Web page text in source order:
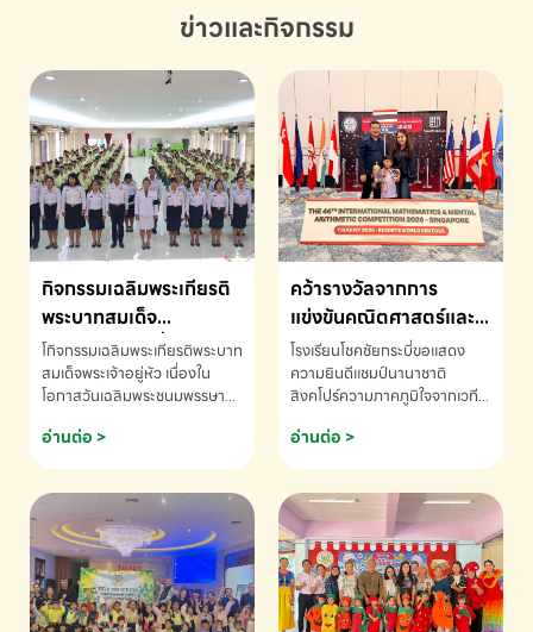
ข่าวและกิจกรรม
กิจกรรมเฉลิมพระเกียรติ
พระบาทสมเด็จ
พระเจ้าอยู่หัว เนื่องใน
โอกาสวันเฉลิม
พระชนมพรรษา
โกิจกรรมเฉลิมพระเกียรติพระบาท
สมเด็จพระเจ้าอยู่หัว เนื่องใน
โอกาสวันเฉลิมพระชนมพรรษา
ข้อมูลเพิ่มเติม โทร. 075-691910
อ่านต่อ >
คว้ารางวัลจากการ
แข่งขันคณิตศาสตร์และ
คณิตคิดเร็วนานาชาติ
ครั้งที่ 46 ประจำปี 2569
ณ ประเทศสิงคโปร์
โรงเรียนโชคชัยกระบี่ขอแสดง
ความยินดีแชมป์นานาชาติ
สิงคโปร์ความภาคภูมิใจจากเวที
ด.ช.พัทธนันท์ พรหมพันธ์ ชั้น
อนุบาล EP K3 โรงเรียนโชคชัย
แข่งขันคณิตศาสตร์และคณิตคิด
เร็วนานาชาติ ครั้งที่ 46 ประจำปี
2569 ณ ประเทศสิงคโปร์
INTERNATIONAL
MATHEMATICS AND
MENTAL ARITHMETIC
อ่านต่อ >